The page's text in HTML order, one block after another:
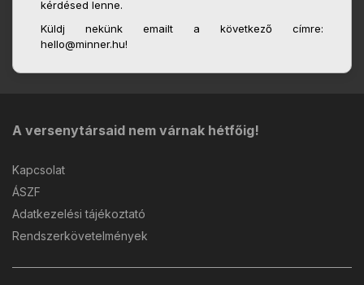
kérdésed lenne.
Küldj nekünk emailt a következő címre:
hello@minner.hu!
A versenytársaid nem várnak hétfőig!
Kapcsolat
ÁSZF
Adatkezelési tájékoztató
Rendszerkövetelmények